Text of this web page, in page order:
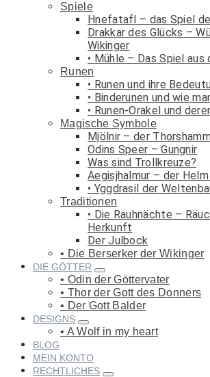
Spiele
Hnefatafl – das Spiel
Drakkar des Glücks –
Wikinger
Mühle – Das Spiel
Runen
Runen und ihre
Binderunen und wie
Runen-Orakel und
Magische Symbole
Mjölnir – der
Odins Speer – Gungnir
Was sind Trollkreuze?
Aegisjhalmur – der
Yggdrasil der
Traditionen
Die Rauhnächte –
Herkunft
Der Julbock
Die Berserker der Wikinger
DIE GÖTTER
Odin der Göttervater
Thor der Gott des Donners
Der Gott Balder
DESIGNS
A Wolf in my heart
BLOG
MEIN KONTO
RECHTLICHES